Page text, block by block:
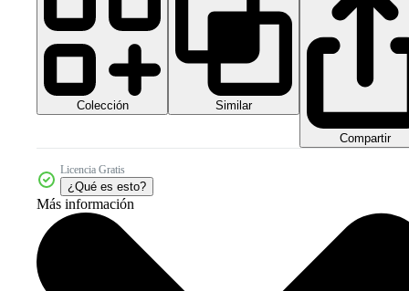
Colección Similar
Compartir
Licencia Gratis
¿Qué es esto?
Más información